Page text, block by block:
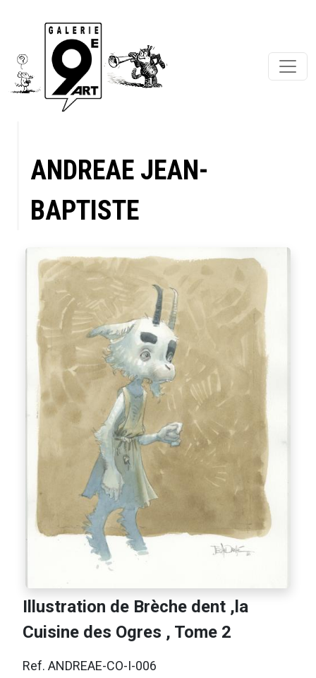
ANDREAE JEAN-
BAPTISTE
Illustration de Brèche dent ,la
Cuisine des Ogres , Tome 2
Ref. ANDREAE-CO-I-006